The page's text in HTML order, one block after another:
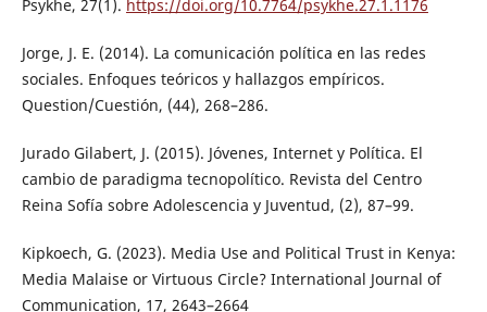
Psykhe, 27(1). https://doi.org/10.7764/psykhe.27.1.1176
Jorge, J. E. (2014). La comunicación política en las redes
sociales. Enfoques teóricos y hallazgos empíricos.
Question/Cuestión, (44), 268–286.
Jurado Gilabert, J. (2015). Jóvenes, Internet y Política. El
cambio de paradigma tecnopolítico. Revista del Centro
Reina Sofía sobre Adolescencia y Juventud, (2), 87–99.
Kipkoech, G. (2023). Media Use and Political Trust in Kenya:
Media Malaise or Virtuous Circle? International Journal of
Communication, 17, 2643–2664